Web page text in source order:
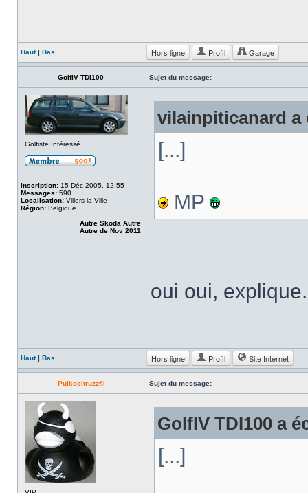
Haut| Bas Hors ligne Profil Garage
GolfIV TDI100 Sujet du message:
Golfiste Intéressé
Inscription: 15 Déc 2005, 12:55
Messages: 590
Localisation: Villers-la-Ville
Région: Belgique
Autre Skoda Autre
Autre de Nov 2011
vilainpiticanard a
[...]
MP
oui oui,
Haut| Bas Hors ligne Profil Site Internet
Pulkocitruzz© Sujet du message:
GolfIV TDI100 a
[...]